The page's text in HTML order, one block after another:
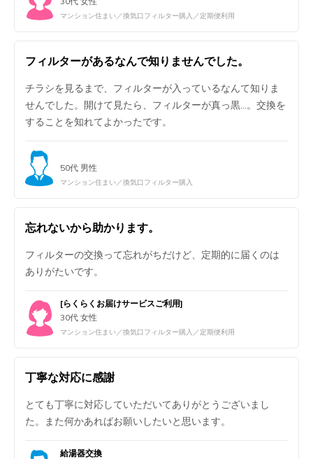
マンション住まい／換気口フィルター購入／定期便利用
フィルターがあるなんで知りませんでした。
チラシを見るまで、フィルターが入っているなんて知りま
せんでした。開けて見たら、フィルターが真っ黒…。交換を
することを知れてよかったです。
50代 男性
マンション住まい／換気口フィルター購入
忘れないから助かります。
フィルターの交換って忘れがちだけど、定期的に届くのは
ありがたいです。
[らくらくお届けサービスご利用]
30代 女性
マンション住まい／換気口フィルター購入／定期便利用
丁寧な対応に感謝
とても丁寧に対応していただいてありがとうございまし
た。また何かあればお願いしたいと思います。
給湯器交換